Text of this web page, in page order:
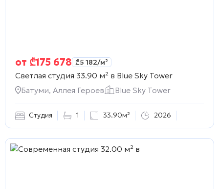
от ₾175 678 ₾5 182/м²
Светлая студия 33.90 м² в Blue Sky Tower
Батуми, Аллея Героев
Blue Sky Tower
Студия 1 33.90м² 2026